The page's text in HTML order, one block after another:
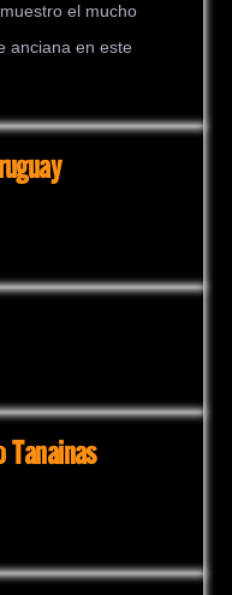
el mucho
anciana en este
Tanainas